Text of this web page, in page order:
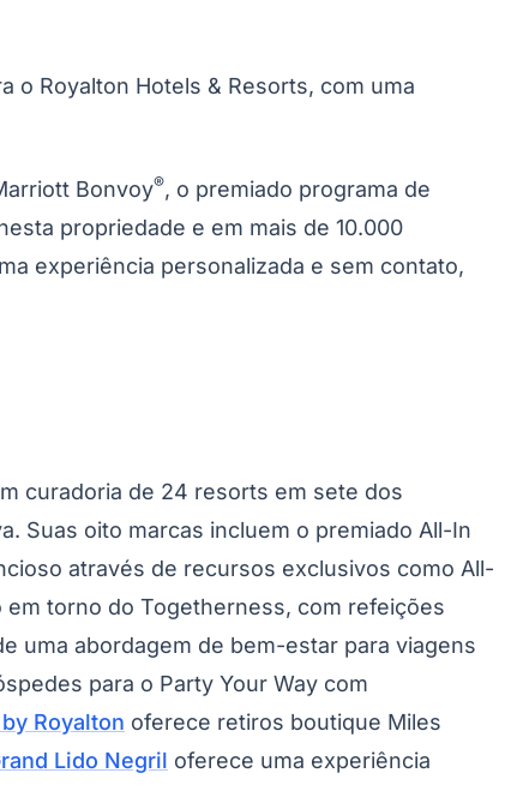
Palmeiras
o Royalton Hotels & Resorts, com uma
Bonvoy®, o premiado programa de
propriedade e em mais de 10.000
experiência personalizada e sem contato,
curadoria de 24 resorts em sete dos
Suas oito marcas incluem o premiado All-In
através de recursos exclusivos como All-
em torno do Togetherness, com refeições
uma abordagem de bem-estar para viagens
para o Party Your Way com
Royalton oferece retiros boutique Miles
Lido Negril oferece uma experiência